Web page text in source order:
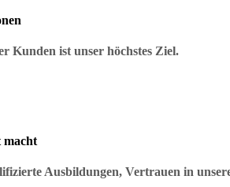
Kunden ist unser höchstes Ziel.
macht
Ausbildungen, Vertrauen in